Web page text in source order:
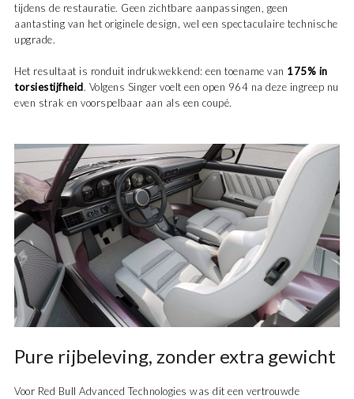
tijdens de restauratie. Geen zichtbare aanpassingen, geen
aantasting van het originele design, wel een spectaculaire technische
upgrade.
Het resultaat is ronduit indrukwekkend: een toename van 175% in
torsiestijfheid. Volgens Singer voelt een open 964 na deze ingreep nu
even strak en voorspelbaar aan als een coupé.
Pure rijbeleving, zonder extra gewicht
Voor Red Bull Advanced Technologies was dit een vertrouwde